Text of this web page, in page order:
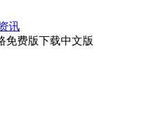
讯
免费版下载中文版